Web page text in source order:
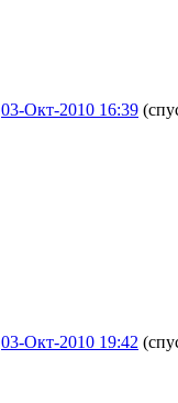
03-Окт-2010 16:39
03-Окт-2010 19:42